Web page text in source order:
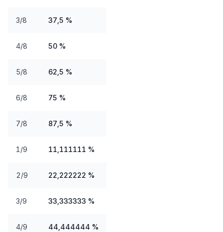
3/8 37,5 %
4/8 50 %
5/8 62,5 %
6/8 75 %
7/8 87,5 %
1/9 11,111111 %
2/9 22,222222 %
3/9 33,333333 %
4/9 44,444444 %